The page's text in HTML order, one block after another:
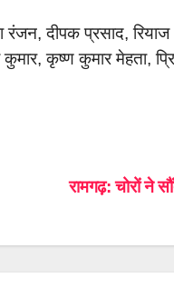
रंजन, दीपक प्रसाद,
कृष्ण कुमार मेहता,
रामगढ़: चोरों ने